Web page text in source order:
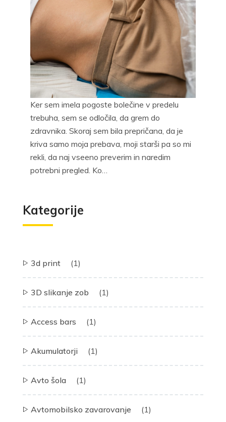
Ker sem imela pogoste bolečine v predelu
trebuha, sem se odločila, da grem do
zdravnika. Skoraj sem bila prepričana, da je
kriva samo moja prebava, moji starši pa so mi
rekli, da naj vseeno preverim in naredim
potrebni pregled. Ko…
Kategorije
3d print (1)
3D slikanje zob (1)
Access bars (1)
Akumulatorji (1)
Avto šola (1)
Avtomobilsko zavarovanje (1)